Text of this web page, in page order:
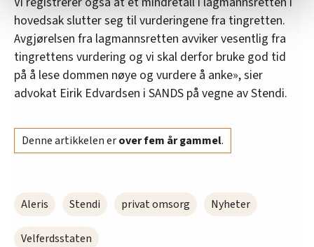
statistikk.
Vi deler bare informasjon om hvordan du bruker
nettstedet med LO Medias egne samarbeidspartnere
innenfor analyse og annonsering. Disse er angitt i
oversikten lengre ned på denne siden.
hovedsak slutter seg til vurderingene fra tingretten.
Avgjørelsen fra lagmannsretten avviker vesentlig fra
tingrettens vurdering og vi skal derfor bruke god tid
på å lese dommen nøye og vurdere å anke», sier
advokat Eirik Edvardsen i SANDS på vegne av Stendi.
Denne artikkelen erover fem år gammel.
Aleris Stendi privat omsorg Nyheter
Velferdsstaten